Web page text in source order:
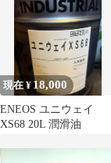
現在 ¥ 18,000
ENEOS ユニウェイ
XS68 20L 潤滑油